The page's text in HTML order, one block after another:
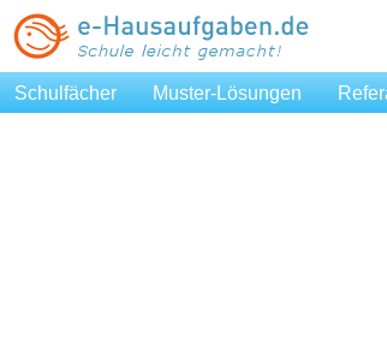
Schulfächer Muster-Lösungen